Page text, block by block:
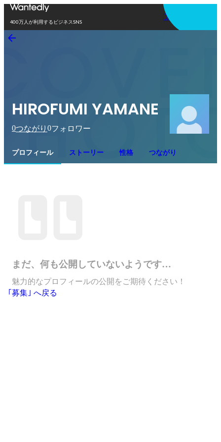
400万人が利用するビジネスSNS
アプリを使う
HIROFUMI YAMANE
0つながり 0フォロワー
プロフィール ストーリー 性格 つながり
まだ、何も公開していないようです…
魅力的なプロフィールの公開をご期待ください！
｢募集｣ へ戻る